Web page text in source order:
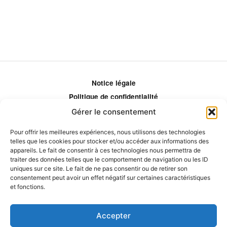
Gérer le consentement
Pour offrir les meilleures expériences, nous utilisons des technologies
telles que les cookies pour stocker et/ou accéder aux informations des
appareils. Le fait de consentir à ces technologies nous permettra de
traiter des données telles que le comportement de navigation ou les ID
uniques sur ce site. Le fait de ne pas consentir ou de retirer son
consentement peut avoir un effet négatif sur certaines caractéristiques
et fonctions.
Accepter
Notice légale
Politique de confidentialité
Politique de remboursement
Comment ça marche?
Qui sommes-nous?
Obtenir les crédits
Les éditeurs